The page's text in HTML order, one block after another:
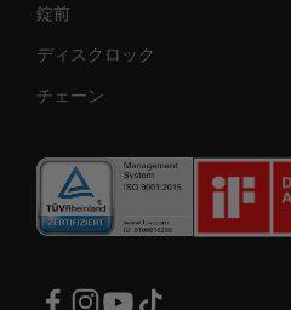
錠前
ディスクロック
チェーン